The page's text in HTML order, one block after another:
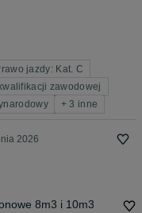
jazdy: Kat. C
zawodowej
+ 3 inne
2026
8m3 i 10m3